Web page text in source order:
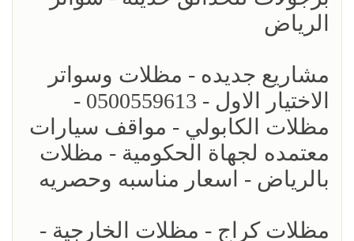
الرياض
مشاريع جديده - مظلات وسواتر
الاختيار الاول - 0500559613 -
مظلات الكابولي - مواقف سيارات
معتمده لجهاة الحكومية - مظلات
بالرياض - اسعار مناسبه وحصريه
مظلات كراج - مظلات الخارجية -